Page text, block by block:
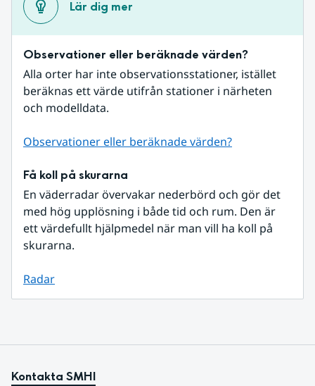
Lär dig mer
Observationer eller beräknade värden?
Alla orter har inte observationsstationer, istället
beräknas ett värde utifrån stationer i närheten
och modelldata.
Observationer eller beräknade värden?
Få koll på skurarna
En väderradar övervakar nederbörd och gör det
med hög upplösning i både tid och rum. Den är
ett värdefullt hjälpmedel när man vill ha koll på
skurarna.
Radar
Kontakta SMHI